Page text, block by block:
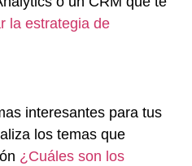
la estrategia de
interesantes para tus
los temas que
¿Cuáles son los